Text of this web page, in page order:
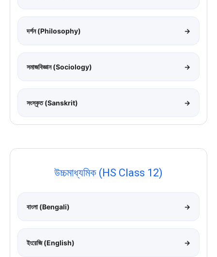
দর্শন (Philosophy) →
সমাজবিজ্ঞান (Sociology) →
সংস্কৃত (Sanskrit) →
উচ্চমাধ্যমিক (HS Class 12)
বাংলা (Bengali) →
ইংরেজি (English) →